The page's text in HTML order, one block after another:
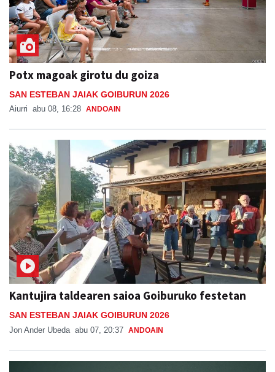
Potx magoak girotu du goiza
SAN ESTEBAN JAIAK GOIBURUN 2026
Aiurri abu 08, 16:28 ANDOAIN
Kantujira taldearen saioa Goiburuko festetan
SAN ESTEBAN JAIAK GOIBURUN 2026
Jon Ander Ubeda abu 07, 20:37 ANDOAIN